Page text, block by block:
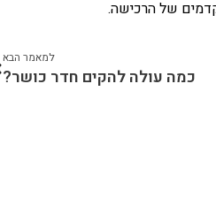
של הרכישה.
למאמר הבא
כמה עולה להקים חדר כושר?